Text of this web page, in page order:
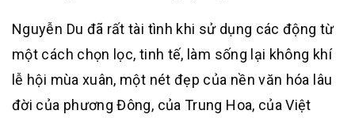
Nguyễn Du đã rất tài tình khi sử dụng các động từ
một cách chọn lọc, tinh tế, làm sống lại không khí
lễ hội mùa xuân, một nét đẹp của nền văn hóa lâu
đời của phương Đông, của Trung Hoa, của Việt